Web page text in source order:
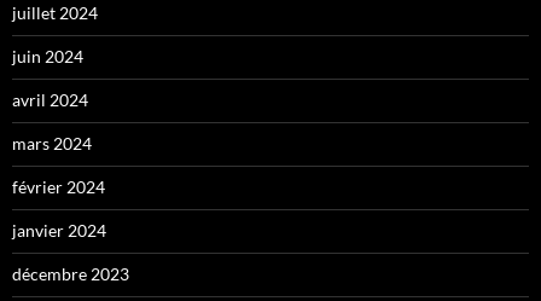
juillet 2024
juin 2024
avril 2024
mars 2024
février 2024
janvier 2024
décembre 2023